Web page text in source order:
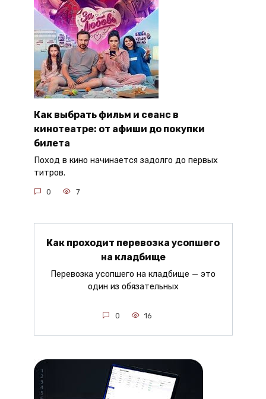
Как выбрать фильм и сеанс в
кинотеатре: от афиши до покупки
билета
Поход в кино начинается задолго до первых
титров.
0 7
Как проходит перевозка усопшего
на кладбище
Перевозка усопшего на кладбище — это
один из обязательных
0 16